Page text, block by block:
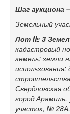
Шаг аукциона
Земельный
Лот № 3
кадастровый
земель: земли
Свердловская
город
участок, № 28А.